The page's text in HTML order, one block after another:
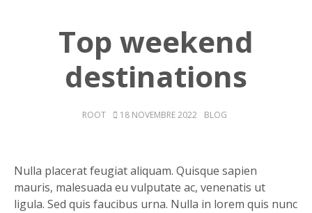
Top weekend
destinations
AUTHOR
ROOT
POSTED
18 NOVEMBRE 2022 CATEGORIES
BLOG
Nulla placerat feugiat aliquam. Quisque sapien
mauris, malesuada eu vulputate ac, venenatis ut
ligula. Sed quis faucibus urna. Nulla in lorem quis nunc